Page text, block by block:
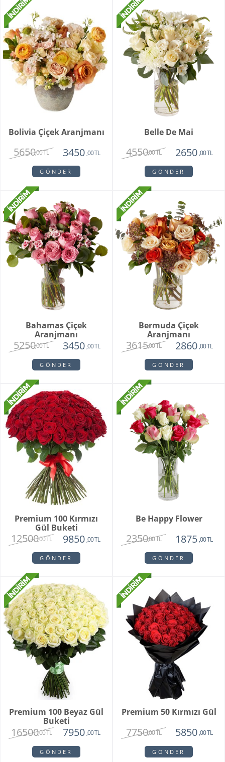
Bolivia Çiçek Aranjmanı
5650,00 TL 3450 ,00 TL
GÖNDER
Belle De Mai
4550,00 TL 2650 ,00 TL
GÖNDER
Bahamas Çiçek
Aranjmanı
5250,00 TL 3450 ,00 TL
GÖNDER
Bermuda Çiçek
Aranjmanı
3615,00 TL 2860 ,00 TL
GÖNDER
Premium 100 Kırmızı
Gül Buketi
12500,00 TL 9850 ,00 TL
GÖNDER
Be Happy Flower
2350,00 TL 1875 ,00 TL
GÖNDER
Premium 100 Beyaz Gül
Buketi
16500,00 TL 7950 ,00 TL
GÖNDER
Premium 50 Kırmızı Gül
7750,00 TL 5850 ,00 TL
GÖNDER